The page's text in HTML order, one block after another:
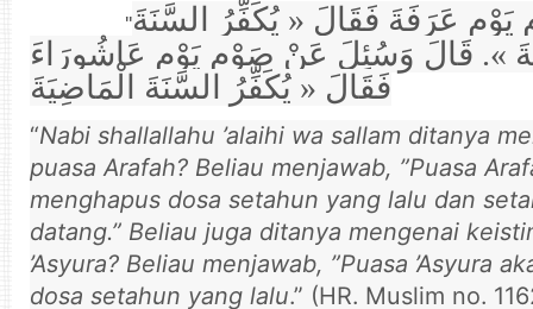
''عَرَفَةَ فَقَالَ « يُكَفِّرُ السَّنَةَ
». قَالَ وَسُئِلَ عَنْ صَوْمِ يَوْمِ عَاشُورَاءَ
فَقَالَ « يُكَفِّرُ السَّنَةَ الْمَاضِيَةَ
“Nabi shallallahu ’alaihi wa sallam ditanya
puasa Arafah? Beliau menjawab, ”Puasa
menghapus dosa setahun yang lalu dan
datang.” Beliau juga ditanya mengenai
’Asyura? Beliau menjawab, ”Puasa ’Asyura
dosa setahun yang lalu.” (HR. Muslim no.